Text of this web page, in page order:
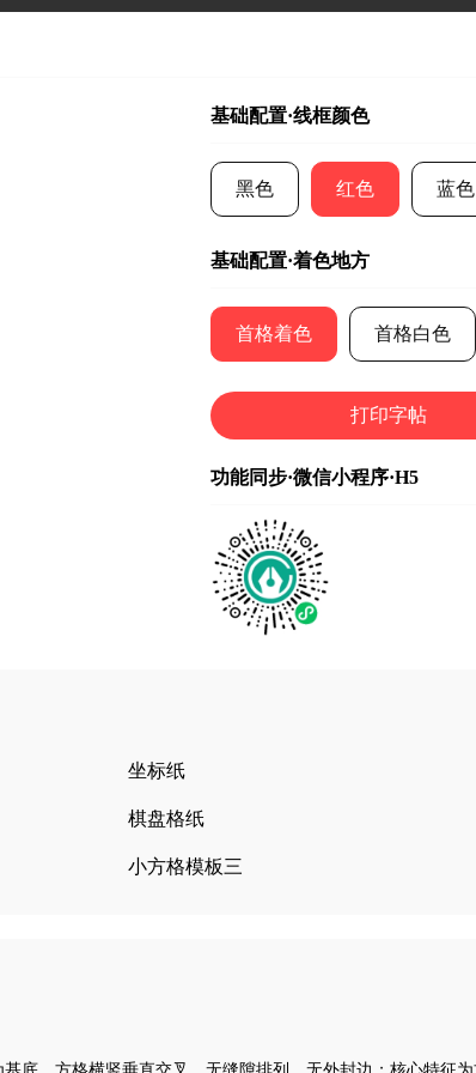
基础配置·线框颜色
黑色 红色 蓝色
基础配置·着色地方
首格着色 首格白色
打印字帖
功能同步·微信小程序·H5
坐标纸
棋盘格纸
小方格模板三